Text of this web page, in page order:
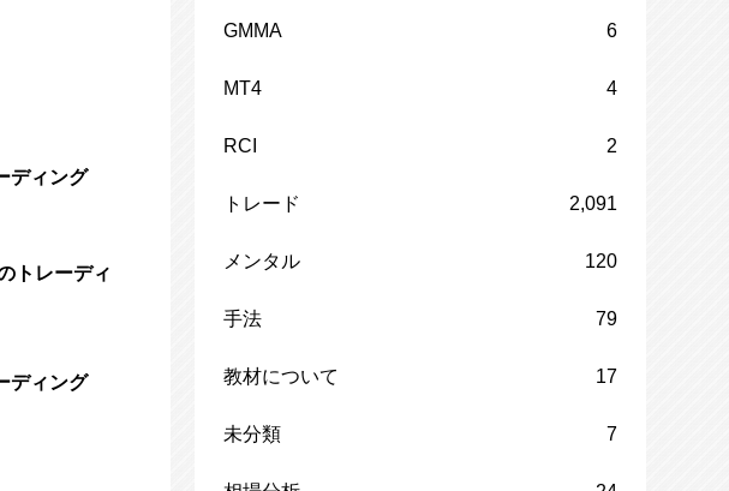
ディング
トレーディ
ディング
GMMA 6
MT4 4
RCI 2
トレード 2,091
メンタル 120
手法 79
教材について 17
未分類 7